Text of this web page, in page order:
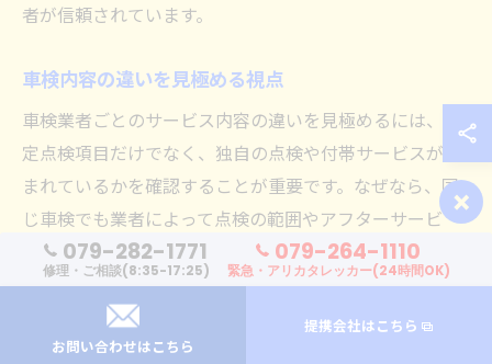
者が信頼されています。
車検内容の違いを見極める視点
車検業者ごとのサービス内容の違いを見極めるには、法
定点検項目だけでなく、独自の点検や付帯サービスが含
まれているかを確認することが重要です。なぜなら、同
じ車検でも業者によって点検の範囲やアフターサービ
ス、保証内容などに大きな差があるため、単純な価格比
較だけでは判断しきれないからです。例えば、姫路市の
大手指定工場では最新設備を活用した詳細な点検が受け
られる一方、美方郡新温泉町の地元業者では、個別の要
×
079-282-1771
修理・ご相談(8:35-17:25)
079-264-1110
緊急・アリカタレッカー(24時間OK)
お問い合わせはこちら
提携会社はこちら